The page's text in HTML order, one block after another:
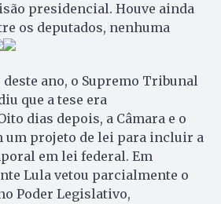
presidencial. Houve ainda
os deputados, nenhuma
deste ano, o Supremo Tribunal
que a tese era
dias depois, a Câmara e o
um projeto de lei para incluir a
em lei federal. Em
Lula vetou parcialmente o
Poder Legislativo,